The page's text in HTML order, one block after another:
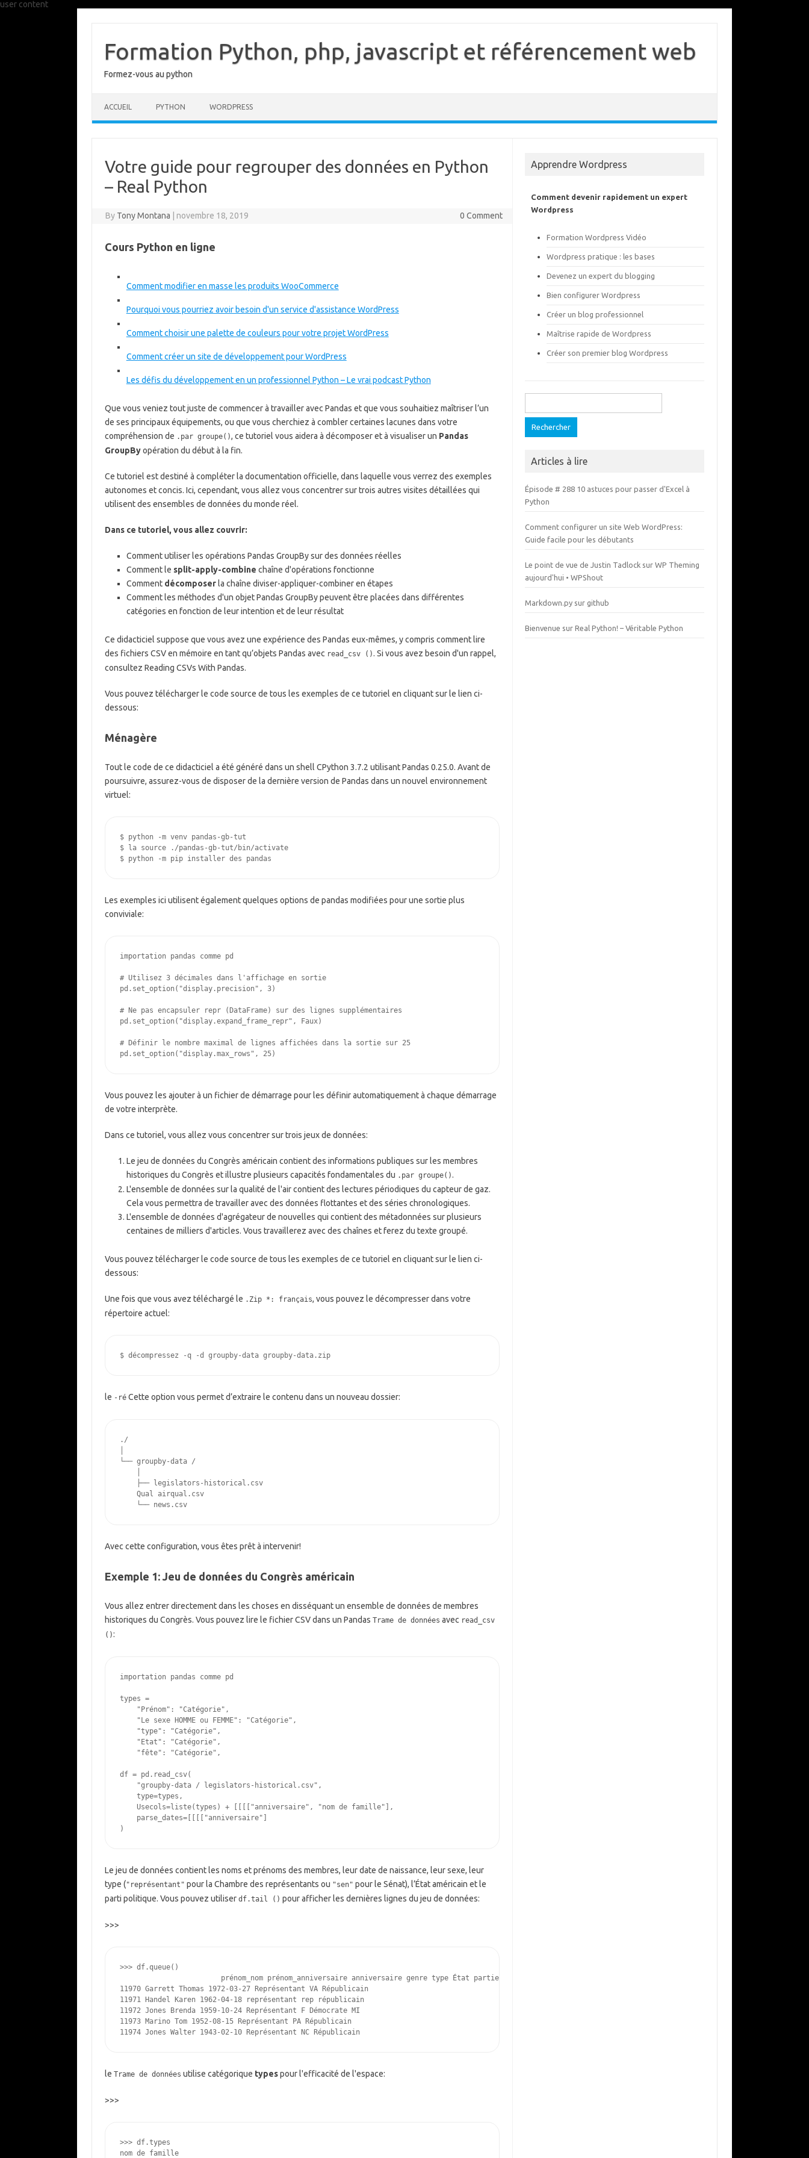
user content
contentFormation Python, php, javascript et référencement web
Formez-vous au python
ACCUEIL PYTHON WORDPRESS
Votre guide pour regrouper des données en Python
– Real Python
By Tony Montana novembre 18, 2019 0 Comment
Cours Python en ligne
Comment modifier en masse les produits WooCommerce
Pourquoi vous pourriez avoir besoin d'un service d'assistance WordPress
Comment choisir une palette de couleurs pour votre projet WordPress
Comment créer un site de développement pour WordPress
Les défis du développement en un professionnel Python – Le vrai podcast Python
Que vous veniez tout juste de commencer à travailler avec Pandas et que vous souhaitiez maîtriser l’un
de ses principaux équipements, ou que vous cherchiez à combler certaines lacunes dans votre
compréhension de .par groupe(), ce tutoriel vous aidera à décomposer et à visualiser un Pandas
GroupByopération du début à la fin.
Ce tutoriel est destiné à compléter la documentation officielle, dans laquelle vous verrez des exemples
autonomes et concis. Ici, cependant, vous allez vous concentrer sur trois autres visites détaillées qui
utilisent des ensembles de données du monde réel.
Dans ce tutoriel, vous allez couvrir:
Comment utiliser les opérations Pandas GroupBy sur des données réelles
Comment le split-apply-combine chaîne d'opérations fonctionne
Comment décomposerla chaîne diviser-appliquer-combiner en étapes
Comment les méthodes d'un objet Pandas GroupBy peuvent être placées dans différentes
catégories en fonction de leur intention et de leur résultat
Ce didacticiel suppose que vous avez une expérience des Pandas eux-mêmes, y compris comment lire
des fichiers CSV en mémoire en tant qu’objets Pandas avec read_csv (). Si vous avez besoin d'un rappel,
consultez Reading CSVs With Pandas.
Vous pouvez télécharger le code source de tous les exemples de ce tutoriel en cliquant sur le lien ci-
dessous:
Ménagère
Tout le code de ce didacticiel a été généré dans un shell CPython 3.7.2 utilisant Pandas 0.25.0. Avant de
poursuivre, assurez-vous de disposer de la dernière version de Pandas dans un nouvel environnement
virtuel:
$
$
la source
./pandas-gb-tut/bin/activate
$
Les exemples ici utilisent également quelques options de pandas modifiées pour une sortie plus
conviviale:
importation pandas comme pd
# Utilisez 3 décimales dans l'affichage en sortie
pd . set_option( "display.precision" , 3)
# Ne pas encapsuler repr (DataFrame) sur des lignes supplémentaires
pd . set_option( "display.expand_frame_repr" , Faux)
# Définir le nombre maximal de lignes affichées dans la sortie sur 25
pd . set_option( "display.max_rows" , 25)
Vous pouvez les ajouter à un fichier de démarrage pour les définir automatiquement à chaque démarrage
de votre interprète.
Dans ce tutoriel, vous allez vous concentrer sur trois jeux de données:
Le jeu de données du Congrès américain contient des informations publiques sur les membres
historiques du Congrès et illustre plusieurs capacités fondamentales du .par groupe().
L'ensemble de données sur la qualité de l'air contient des lectures périodiques du capteur de gaz.
Cela vous permettra de travailler avec des données flottantes et des séries chronologiques.
L'ensemble de données d'agrégateur de nouvelles qui contient des métadonnées sur plusieurs
centaines de milliers d'articles. Vous travaillerez avec des chaînes et ferez du texte groupé.
Vous pouvez télécharger le code source de tous les exemples de ce tutoriel en cliquant sur le lien ci-
dessous:
Une fois que vous avez téléchargé le .Zip *: français, vous pouvez le décompresser dans votre
répertoire actuel:
$ décompressez -q -d groupby-data groupby-data.zip
le -réCette option vous permet d’extraire le contenu dans un nouveau dossier:
./
└── groupby-data /
├── legislators-historical.csv
Qual airqual.csv
└── news.csv
Avec cette configuration, vous êtes prêt à intervenir!
Exemple 1: Jeu de données du Congrès américain
Vous allez entrer directement dans les choses en disséquant un ensemble de données de membres
historiques du Congrès. Vous pouvez lire le fichier CSV dans un Pandas Trame de données avec read_csv
():
importation pandas comme pd
types =
"Prénom" : "Catégorie" ,
"Le sexe HOMME ou FEMME" : "Catégorie" ,
"type" : "Catégorie" ,
"Etat" : "Catégorie" ,
"fête" : "Catégorie" ,
df = pd . read_csv(
"groupby-data / legislators-historical.csv" ,
type=types ,
Usecols=liste(types ) + "anniversaire" , "nom de famille" ],
parse_dates=[[[[ "anniversaire"
)
Le jeu de données contient les noms et prénoms des membres, leur date de naissance, leur sexe, leur
type ("représentant" pour la Chambre des représentants ou "sen" pour le Sénat), l’État américain et le
parti politique. Vous pouvez utiliser df.tail () pour afficher les dernières lignes du jeu de données:
>>>
>>> df.queue()
                        prénom_nom prénom_anniversaire anniversaire genre type État partie
11970 Garrett Thomas 1972-03-27 Représentant VA Républicain
11971 Handel Karen 1962-04-18 représentant rep républicain
11972 Jones Brenda 1959-10-24 Représentant F Démocrate MI
11973 Marino Tom 1952-08-15 Représentant PA Républicain
11974 Jones Walter 1943-02-10 Représentant NC Républicain
le Trame de données utilise catégorique typespour l'efficacité de l'espace:
>>>
>>> df.types
nom de famille
Apprendre Wordpress
Comment devenir rapidement un expert
Wordpress
Formation Wordpress Vidéo
Wordpress pratique : les bases
Devenez un expert du blogging
Bien configurer Wordpress
Créer un blog professionnel
Maîtrise rapide de Wordpress
Créer son premier blog Wordpress
Articles à lire
Épisode # 288 10 astuces pour passer d'Excel à
Python
Comment configurer un site Web WordPress:
Guide facile pour les débutants
Le point de vue de Justin Tadlock sur WP Theming
aujourd'hui • WPShout
Markdown.py sur github
Bienvenue sur Real Python! – Véritable Python